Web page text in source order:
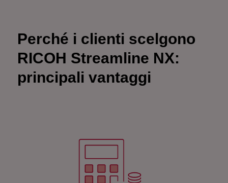
Perché i clienti scelgono
RICOH Streamline NX:
principali vantaggi